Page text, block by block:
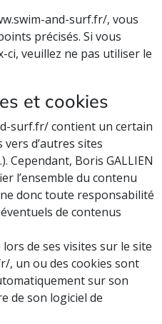
and-surf.fr/, vous
précisés. Si vous
ci, veuillez ne pas utiliser le
et cookies
surf.fr/ contient un certain
d’autres sites
Boris GALLIEN
l’ensemble du contenu
donc toute responsabilité
de contenus
de ses visites sur le site
, un ou des cookies sont
sur son
de son logiciel de